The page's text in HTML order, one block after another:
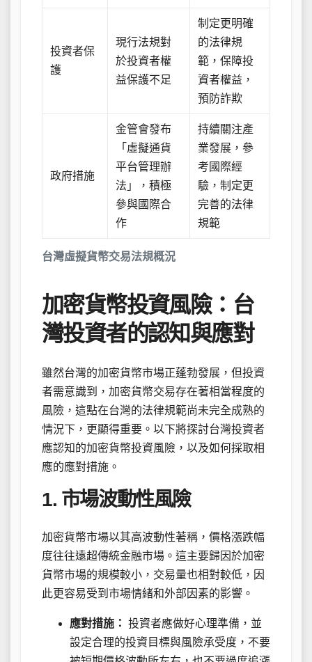
台灣虛擬貨幣交易法規概況
投資者保
護
現行法規對
於投資者權
益保護不足
制定更明確
的法律規
範，保障投
資者權益，
預防詐欺
政府措施
金管會發布
「虛擬通貨
平台管理辦
法」，積極
參與國際合
作
持續關注產
業發展，參
考國際經
驗，制定更
完善的法律
規範
加密貨幣投資風險：台
灣投資者的認知與應對
雖然台灣的加密貨幣市場正蓬勃發展，但投資
者需意識到，加密貨幣交易存在著相當程度的
風險，這點在台灣的法律規範尚未完全成熟的
情況下，更顯得重要。以下將探討台灣投資者
應認知的加密貨幣投資風險，以及如何採取相
應的應對措施。
1. 市場波動性風險
加密貨幣市場以其高波動性著稱，價格漲跌幅
度往往遠超傳統金融市場。這主要歸因於加密
貨幣市場的規模較小，交易量也相對較低，因
此更容易受到市場情緒和外部因素的影響。
應對措施： 投資者應做好心理準備，並
設定合理的投資目標與風險承受度，不要